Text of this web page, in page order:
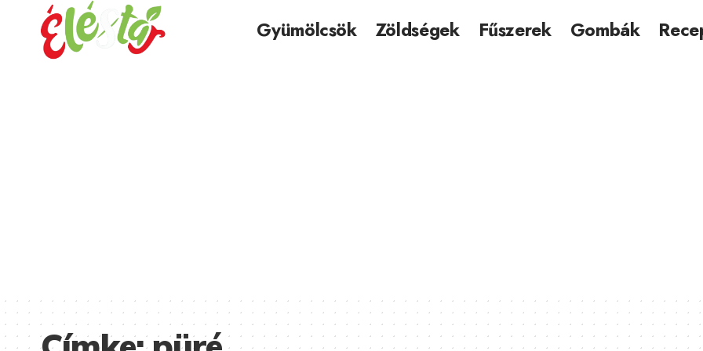
Gyümölcsök Zöldségek Fűszerek Gombák